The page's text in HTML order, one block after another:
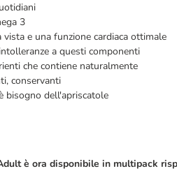
3
e una funzione cardiaca ottimale
a questi componenti
che contiene naturalmente
conservanti
bisogno dell'apriscatole
è ora disponibile in multipack